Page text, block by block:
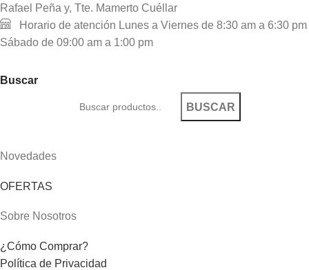
Rafael Peña y, Tte. Mamerto Cuéllar
Horario de atención Lunes a Viernes de 8:30 am a 6:30 pm
Sábado de 09:00 am a 1:00 pm
Buscar
BUSCAR
Novedades
OFERTAS
Sobre Nosotros
¿Cómo Comprar?
Política de Privacidad